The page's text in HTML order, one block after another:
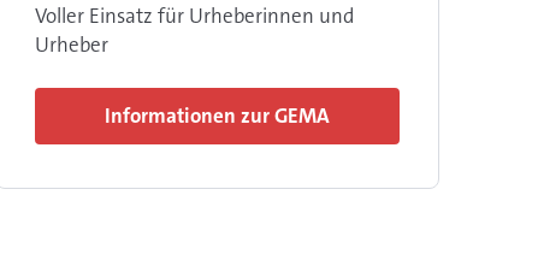
Voller Einsatz für Urheberinnen und
Urheber
Informationen zur GEMA